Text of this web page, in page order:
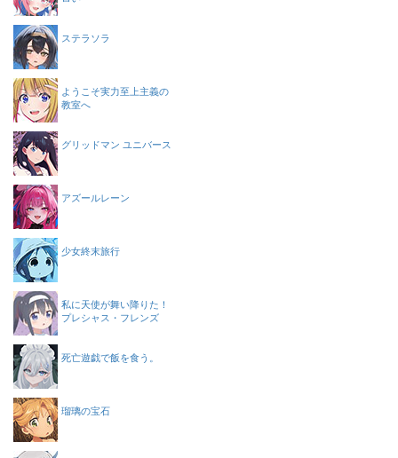
ステラソラ
ようこそ実力至上主義の
教室へ
グリッドマン ユニバース
アズールレーン
少女終末旅行
私に天使が舞い降りた！
プレシャス・フレンズ
死亡遊戯で飯を食う。
瑠璃の宝石